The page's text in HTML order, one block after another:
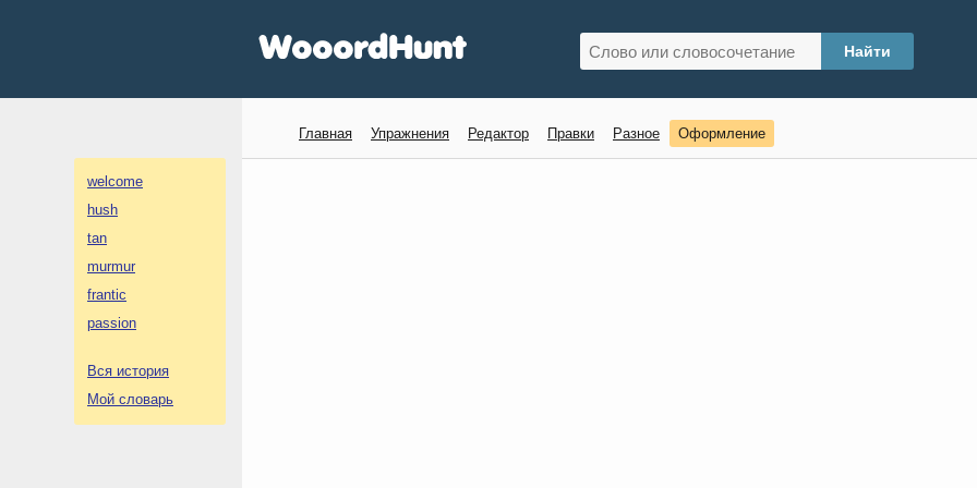
welcome
hush
tan
murmur
frantic
passion
Вся история
Мой словарь
Главная Упражнения Редактор Правки Разное Оформление